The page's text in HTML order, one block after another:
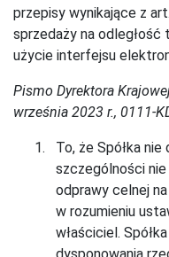
przepisy wynikające z
sprzedaży na
użycie interfejsu
Pismo Dyrektora
września 2023 r., 0111-
To, że Spółka
szczególności nie
odprawy celnej
w rozumieniu
właściciel.